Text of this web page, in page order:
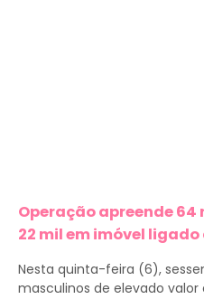
Operação apreende
22 mil em imóvel
Nesta quinta-feira (6),
masculinos de elevado